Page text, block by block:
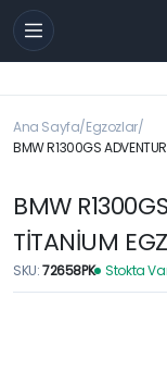
Ana Sayfa Egzozlar
BMW R1300GS
BMW
TİTANİUM
SKU:72658PK Stokta